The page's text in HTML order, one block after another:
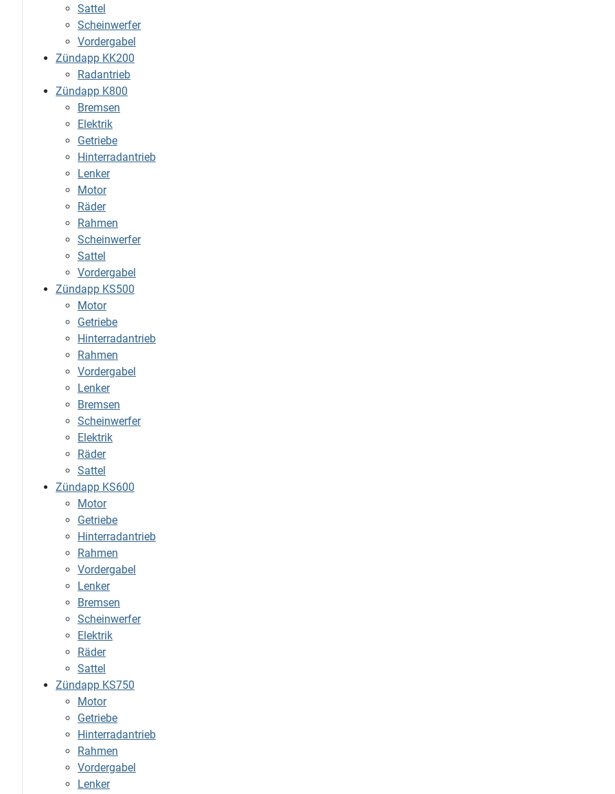
Sattel
Scheinwerfer
Vordergabel
Zündapp KK200
Radantrieb
Zündapp K800
Bremsen
Elektrik
Getriebe
Hinterradantrieb
Lenker
Motor
Räder
Rahmen
Scheinwerfer
Sattel
Vordergabel
Zündapp KS500
Motor
Getriebe
Hinterradantrieb
Rahmen
Vordergabel
Lenker
Bremsen
Scheinwerfer
Elektrik
Räder
Sattel
Zündapp KS600
Motor
Getriebe
Hinterradantrieb
Rahmen
Vordergabel
Lenker
Bremsen
Scheinwerfer
Elektrik
Räder
Sattel
Zündapp KS750
Motor
Getriebe
Hinterradantrieb
Rahmen
Vordergabel
Lenker